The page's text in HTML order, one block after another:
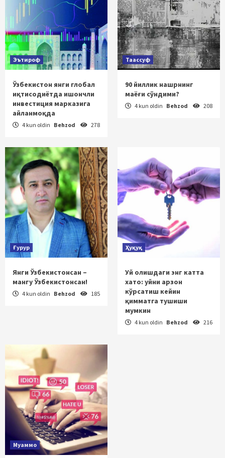
Эътироф
Ўзбекистон янги глобал
иқтисодиётда ишончли
инвестиция марказига
айланмоқда
4 kun oldin Behzod 278
Таассуф
90 йиллик нашрнинг
маёғи сўндими?
4 kun oldin Behzod 208
Ғурур
Янги Ўзбекистонсан –
мангу Ўзбекистонсан!
4 kun oldin Behzod 185
Ҳуқуқ
Уй олишдаги энг катта
хато: уйни арзон
кўрсатиш кейин
қимматга тушиши
мумкин
4 kun oldin Behzod 216
Муаммо